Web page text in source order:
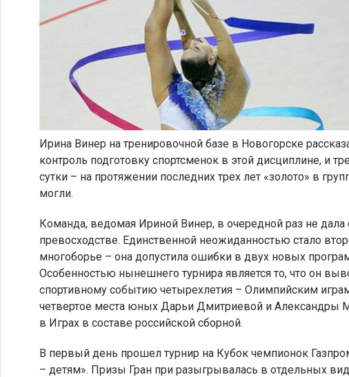
Ирина Винер на тренировочной базе в Новогорске
контроль подготовку спортсменок в этой дисциплине, и
сутки – на протяжении последних трех лет «золото» в
могли.
Команда, ведомая Ириной Винер, в очередной раз не
превосходстве. Единственной неожиданностью стало
многоборье – она допустила ошибки в двух новых
Особенностью нынешнего турнира является то, что он
спортивному событию четырехлетия – Олимпийским
четвертое места юных Дарьи Дмитриевой и Александры
в Играх в составе российской сборной.
В первый день прошел турнир на Кубок чемпионок
– детям». Призы Гран при разыгрывалась в отдельных